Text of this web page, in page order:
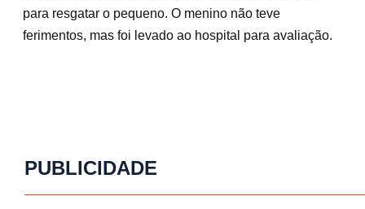
para resgatar o pequeno. O menino não teve
ferimentos, mas foi levado ao hospital para avaliação.
PUBLICIDADE